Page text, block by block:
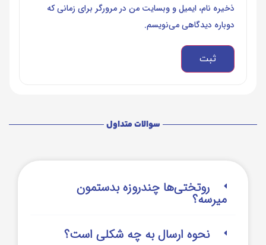
ذخیره نام، ایمیل و وبسایت من در مرورگر برای زمانی که
دوباره دیدگاهی می‌نویسم.
سوالات متداول
روتختی‌‌ها چندروزه بدستمون
میرسه؟
نحوه ارسال به چه شکلی است؟